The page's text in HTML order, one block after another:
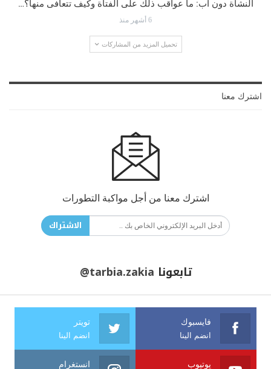
النشأة دون أب: ما عواقب ذلك على الفتاة وكيف تتعافى منها؟…
6 أشهر منذ
تحميل المزيد من المشاركات
اشترك معنا
اشترك معنا من أجل مواكبة التطورات
الاشتراك
تابعونا @tarbia.zakia
فايسبوك
انضم الينا
تويتر
انضم الينا
يوتيوب انستغرام